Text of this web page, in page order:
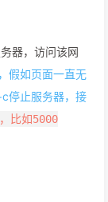
器，访问该网
假如页面一直无
停止服务器，接
比如5000